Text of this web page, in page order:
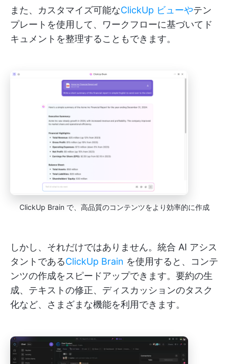
また、カスタマイズ可能なClickUp ビューやテン
プレートを使用して、ワークフローに基づいてド
キュメントを整理することもできます。
ClickUp Brain で、高品質のコンテンツをより効率的に作成
しかし、それだけではありません。統合 AI アシス
タントであるClickUp Brain を使用すると、コンテ
ンツの作成をスピードアップできます。要約の生
成、テキストの修正、ディスカッションのタスク
化など、さまざまな機能を利用できます。